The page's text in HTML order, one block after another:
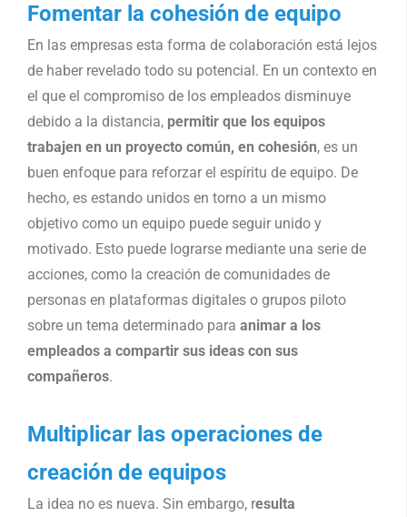
Fomentar la cohesión de equipo
En las empresas esta forma de colaboración está lejos
de haber revelado todo su potencial. En un contexto en
el que el compromiso de los empleados disminuye
debido a la distancia, permitir que los equipos
trabajen en un proyecto común, en cohesión, es un
buen enfoque para reforzar el espíritu de equipo. De
hecho, es estando unidos en torno a un mismo
objetivo como un equipo puede seguir unido y
motivado. Esto puede lograrse mediante una serie de
acciones, como la creación de comunidades de
personas en plataformas digitales o grupos piloto
sobre un tema determinado para animar a los
empleados a compartir sus ideas con sus
compañeros.
Multiplicar las operaciones de
creación de equipos
La idea no es nueva. Sin embargo, resulta